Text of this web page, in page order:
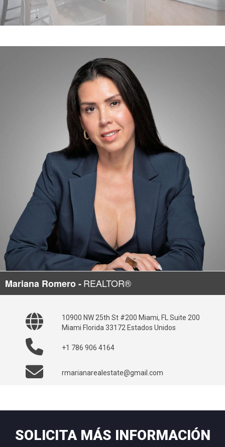
Mariana Romero -REALTOR®
10900 NW 25th St #200 Miami, FL Suite 200
Miami Florida 33172 Estados Unidos
+1 786 906 4164
rmarianarealestate@gmail.com
SOLICITA MÁS INFORMACIÓN